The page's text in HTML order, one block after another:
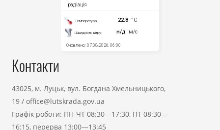
Контакти
43025, м. Луцьк, вул. Богдана Хмельницького,
19 / office@lutskrada.gov.ua
Графік роботи: ПН-ЧТ 08:30—17:30, ПТ 08:30—
16:15, перерва 13:00—13:45